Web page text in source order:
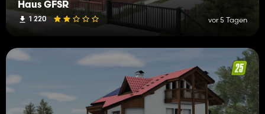
Haus GFSR
1 220 vor 5 Tagen